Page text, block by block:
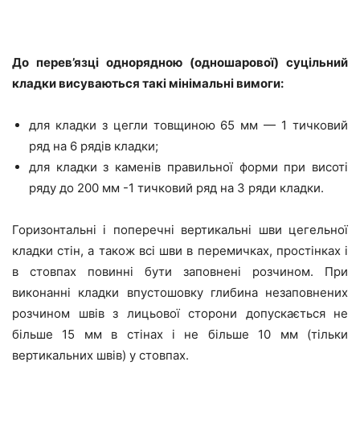
До перев’язці однорядною (одношарової) суцільний
кладки висуваються такі мінімальні вимоги:
для кладки з цегли товщиною 65 мм — 1 тичковий
ряд на 6 рядів кладки;
для кладки з каменів правильної форми при висоті
ряду до 200 мм -1 тичковий ряд на 3 ряди кладки.
Горизонтальні і поперечні вертикальні шви цегельної
кладки стін, а також всі шви в перемичках, простінках і
в стовпах повинні бути заповнені розчином. При
виконанні кладки впустошовку глибина незаповнених
розчином швів з лицьової сторони допускається не
більше 15 мм в стінах і не більше 10 мм (тільки
вертикальних швів) у стовпах.